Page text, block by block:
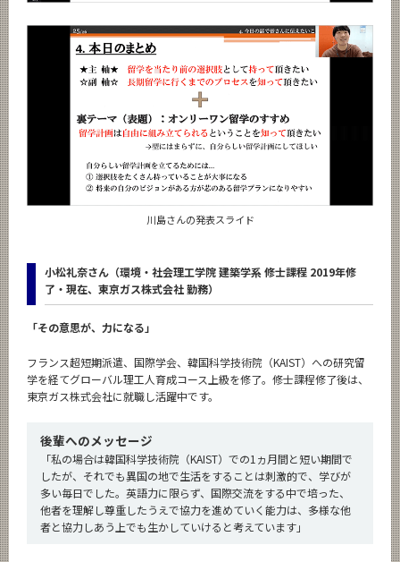
川島さんの発表スライド
小松礼奈さん（環境・社会理工学院 建築学系 修士課程 2019年修
了・現在、東京ガス株式会社 勤務）
「その意思が、力になる」
フランス超短期派遣、国際学会、韓国科学技術院（KAIST）への研究留
学を経てグローバル理工人育成コース上級を修了。修士課程修了後は、
東京ガス株式会社に就職し活躍中です。
後輩へのメッセージ
「私の場合は韓国科学技術院（KAIST）での1ヵ月間と短い期間で
したが、それでも異国の地で生活をすることは刺激的で、学びが
多い毎日でした。英語力に限らず、国際交流をする中で培った、
他者を理解し尊重したうえで協力を進めていく能力は、多様な他
者と協力しあう上でも生かしていけると考えています」